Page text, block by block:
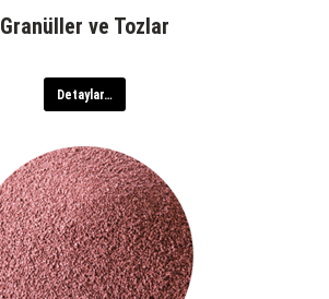
Granüller ve Tozlar
Detaylar…